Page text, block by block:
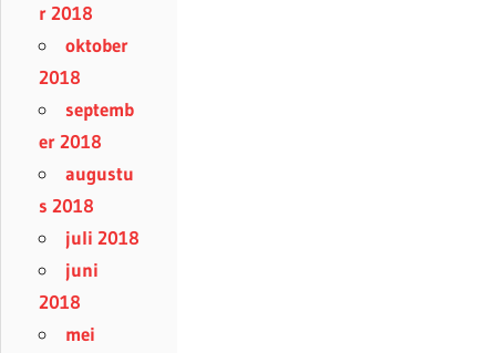
r 2018
oktober
2018
septemb
er 2018
augustu
s 2018
juli 2018
juni
2018
mei